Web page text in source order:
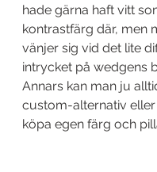
hade gärna haft vitt
kontrastfärg där, men
vänjer sig vid det lite
intrycket på wedgens
Annars kan man ju
custom-alternativ eller
köpa egen färg och